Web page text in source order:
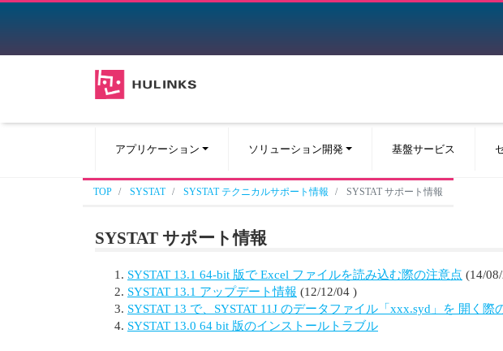
アプリケーション ソリューション開発 基盤サービス
TOP SYSTAT SYSTAT テクニカルサポート情報 SYSTAT サポート情報
SYSTAT サポート情報
SYSTAT 13.1 64-bit 版で Excel ファイルを読み込む際の注意点 (14/
SYSTAT 13.1 アップデート情報 (12/12/04 )
SYSTAT 13 で、SYSTAT 11J のデータファイル「xxx.syd」を 開く際
SYSTAT 13.0 64 bit 版のインストールトラブル